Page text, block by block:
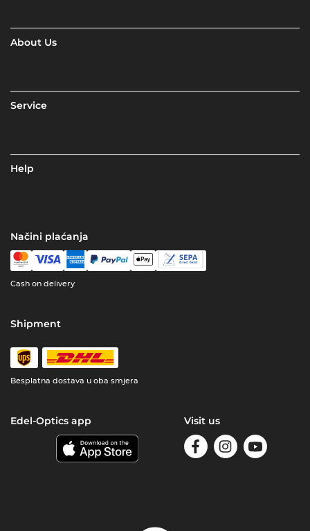
About Us
Service
Help
Načini plaćanja
Cash on delivery
Shipment
Besplatna dostava u oba smjera
Edel-Optics app Visit us